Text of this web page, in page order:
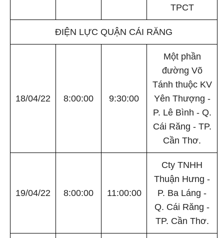
TPCT
ĐIỆN LỰC QUẬN CÁI RĂNG
18/04/22 8:00:00 9:30:00
Một phần
đường Võ
Tánh thuộc KV
Yên Thượng -
P. Lê Bình - Q.
Cái Răng - TP.
Cần Thơ.
19/04/22 8:00:00 11:00:00
Cty TNHH
Thuận Hưng -
P. Ba Láng -
Q. Cái Răng -
TP. Cần Thơ.